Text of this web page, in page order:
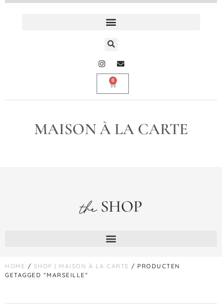
0
MAISON À LA CARTE
theSHOP
HOME / SHOP | MAISON À LA CARTE / PRODUCTEN
GETAGGED “MARSEILLE”